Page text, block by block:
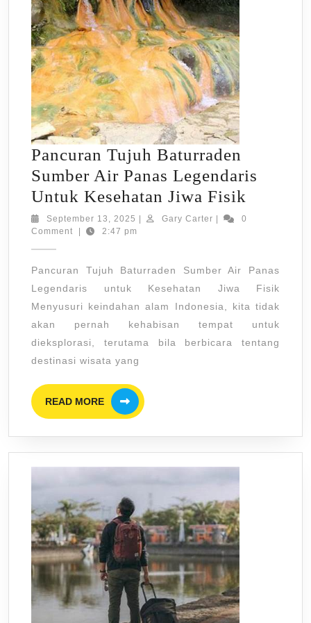
Pancuran Tujuh Baturraden
Sumber Air Panas Legendaris
Untuk Kesehatan Jiwa Fisik
Air
Panas
Untuk
September 13, 2025 September
13,
Gary Carter Gary
0
Comment
2:47 pm
Pancuran Tujuh Baturraden Sumber Air Panas
Legendaris untuk Kesehatan Jiwa Fisik
Menyusuri keindahan alam Indonesia, kita tidak
akan pernah kehabisan tempat untuk
dieksplorasi, terutama bila berbicara tentang
destinasi wisata yang
READ MORE
READ
MORE